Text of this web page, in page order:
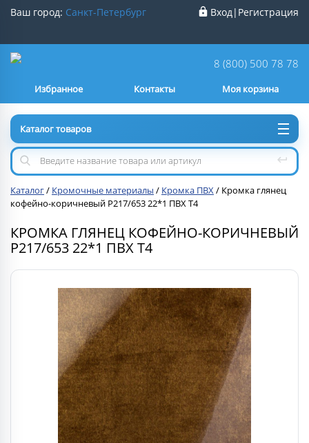
Ваш город: Санкт-Петербург
Нет
Вход| Регистрация
8 (800) 500 78 78
Контакты
Избранное Моя корзина
Каталог товаров
Каталог/ Кромочные материалы / Кромка ПВХ/ Кромка глянец
кофейно-коричневый Р217/653 22*1 ПВХ Т4
КРОМКА ГЛЯНЕЦ КОФЕЙНО-КОРИЧНЕВЫЙ
Р217/653 22*1 ПВХ Т4